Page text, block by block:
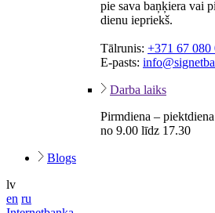
pie sava baņķiera vai
dienu iepriekš.
Tālrunis: +371 67 080
E-pasts:
Darba laiks
Pirmdiena – piektdiena
no 9.00 līdz 17.30
Blogs
lv
en ru